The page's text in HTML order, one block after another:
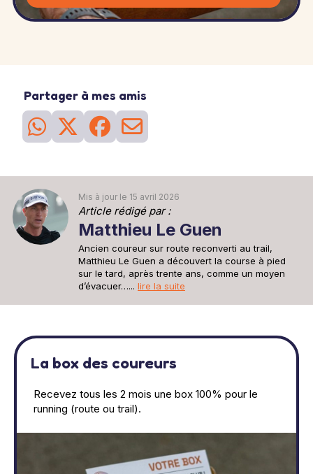
Partager à mes amis
Mis à jour le 15 avril 2026
Article rédigé par :
Matthieu Le Guen
Ancien coureur sur route reconverti au trail,
Matthieu Le Guen a découvert la course à pied
sur le tard, après trente ans, comme un moyen
d’évacuer…... lire la suite
La box des coureurs
Recevez tous les 2 mois une box 100% pour le
running (route ou trail).